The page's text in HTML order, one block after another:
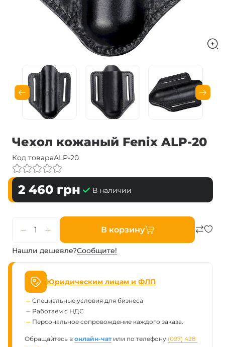
Чехол кожаный Fenix ​​ALP-20
Код товараALP-20
2 460 грн В наличии
В корзину
Нашли дешевле?Сообщите!
Юридическим лицам и ФЛП
Специальные условия для бизнеса
Работаем с НДС
Персональное сопровождение каждого заказа.
Обращайтесь в онлайн-чатили по телефону (097) 428